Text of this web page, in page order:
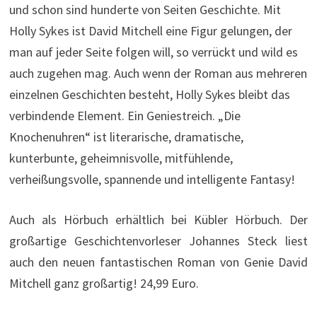
und schon sind hunderte von Seiten Geschichte. Mit
Holly Sykes ist David Mitchell eine Figur gelungen, der
man auf jeder Seite folgen will, so verrückt und wild es
auch zugehen mag. Auch wenn der Roman aus mehreren
einzelnen Geschichten besteht, Holly Sykes bleibt das
verbindende Element. Ein Geniestreich. „Die
Knochenuhren“ ist literarische, dramatische,
kunterbunte, geheimnisvolle, mitfühlende,
verheißungsvolle, spannende und intelligente Fantasy!
Auch als Hörbuch erhältlich bei Kübler Hörbuch. Der
großartige Geschichtenvorleser Johannes Steck liest
auch den neuen fantastischen Roman von Genie David
Mitchell ganz großartig! 24,99 Euro.